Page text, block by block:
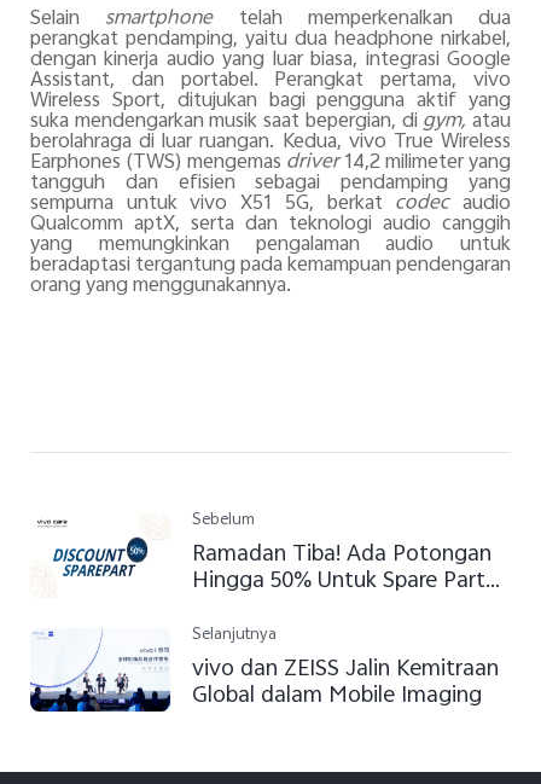
Selain smartphonetelah memperkenalkan dua
perangkat pendamping, yaitu dua headphone nirkabel,
dengan kinerja audio yang luar biasa, integrasi Google
Assistant, dan portabel. Perangkat pertama, vivo
Wireless Sport, ditujukan bagi pengguna aktif yang
suka mendengarkan musik saat bepergian, digym,atau
berolahraga di luar ruangan. Kedua, vivo True Wireless
Earphones (TWS) mengemas driver14,2 milimeter yang
tangguh dan efisien sebagai pendamping yang
sempurna untuk vivo X51 5G, berkat codecaudio
Qualcomm aptX, serta dan teknologi audio canggih
yang memungkinkan pengalaman audio untuk
beradaptasi tergantung pada kemampuan pendengaran
orang yang menggunakannya.
Sebelum
Ramadan Tiba! Ada Potongan
Hingga 50% Untuk Spare Part
Selanjutnya
vivo dan ZEISS Jalin Kemitraan
Global dalam Mobile Imaging